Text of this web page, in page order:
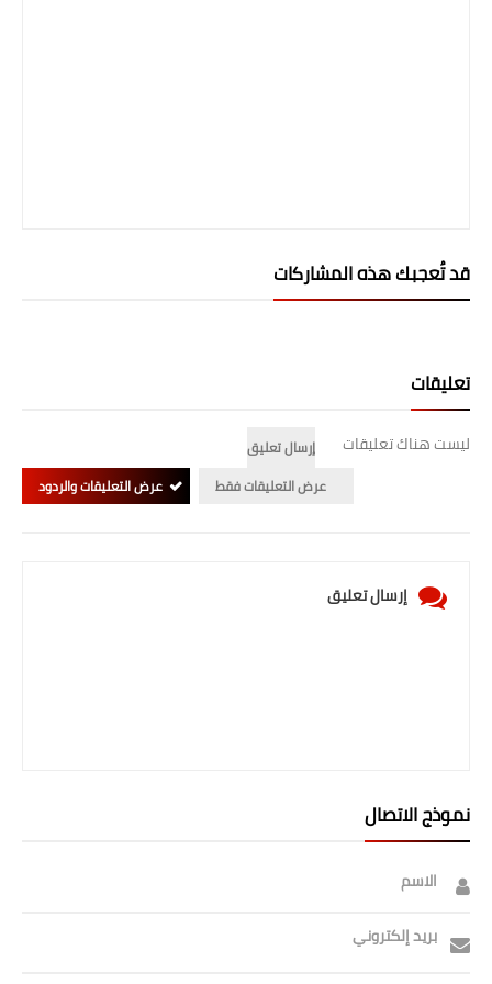
صحة وطب
قد تُعجبك هذه المشاركات
تعليقات
ليست هناك تعليقات
إرسال تعليق
عرض التعليقات فقط
عرض التعليقات والردود
إرسال تعليق
نموذج الاتصال
الاسم
بريد إلكتروني